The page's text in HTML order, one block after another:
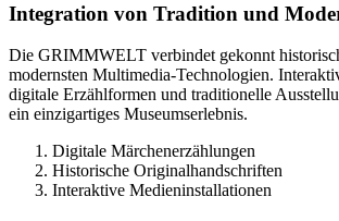
Integration von Tradition und
Die GRIMMWELT verbindet gekonnt
modernsten Multimedia-Technologien.
digitale Erzählformen und traditionelle
ein einzigartiges Museumserlebnis.
Digitale Märchenerzählungen
Historische Originalhandschriften
Interaktive Medieninstallationen